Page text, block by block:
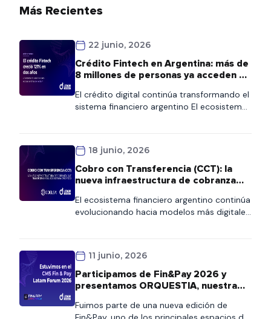
Más Recientes
22 junio, 2026
Crédito Fintech en Argentina: más de
8 millones de personas ya acceden al
El crédito digital continúa transformando el
sistema financiero argentino El ecosistema
Informe de Crédito Fintech elaborado por el
ITBA y la Cámara Argentina Fintech, más de
8,1 millones de personas ya acceden a
18 junio, 2026
Cobro con Transferencia (CCT): la
nueva infraestructura de cobranza
crediticio
El ecosistema financiero argentino continúa
evolucionando hacia modelos más digitales,
Transferencia (CCT), una iniciativa
impulsada por la Comunicación «A» 8406
del BCRA que establece una nueva
préstamos. Aunque la salida a producción
11 junio, 2026
Participamos de Fin&Pay 2026 y
presentamos ORQUESTIA, nuestra
de comunicaciones
Fuimos parte de una nueva edición de